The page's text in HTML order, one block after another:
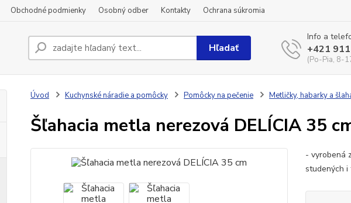
Obchodné podmienky Osobný odber Kontakty Ochrana súkromia
Hľadať
Info a
+421
(Po-Pia, 8-
Úvod Kuchynské náradie a pomôcky Pomôcky na pečenie Metličky, habarky a
Šľahacia metla nerezová DELÍCIA 35
- vyrobená
studených i